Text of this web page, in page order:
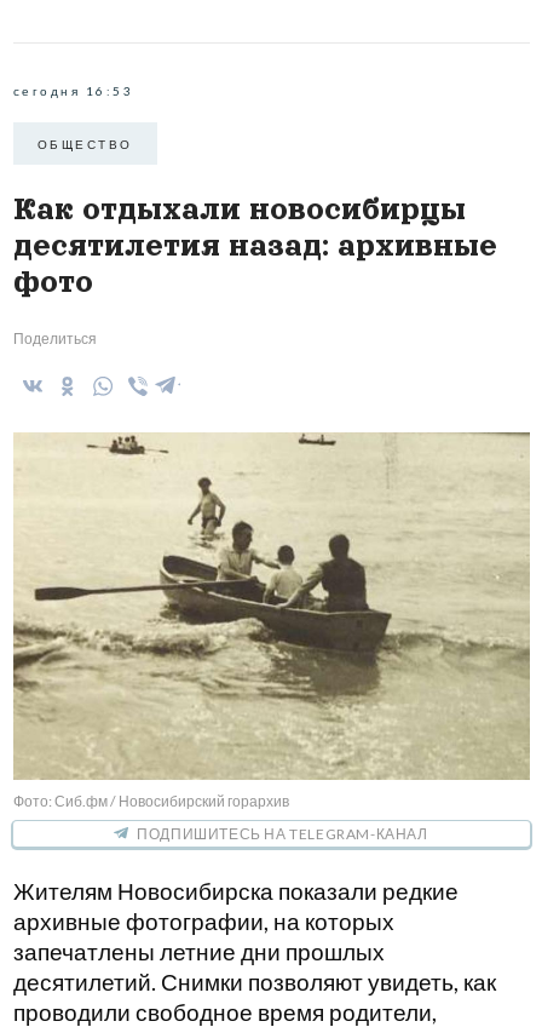
сегодня 16:53
ОБЩЕСТВО
Как отдыхали новосибирцы
десятилетия назад: архивные
фото
Поделиться
Фото: Сиб.фм / Новосибирский горархив
ПОДПИШИТЕСЬ НА TELEGRAM-КАНАЛ
Жителям Новосибирска показали редкие
архивные фотографии, на которых
запечатлены летние дни прошлых
десятилетий. Снимки позволяют увидеть, как
проводили свободное время родители,